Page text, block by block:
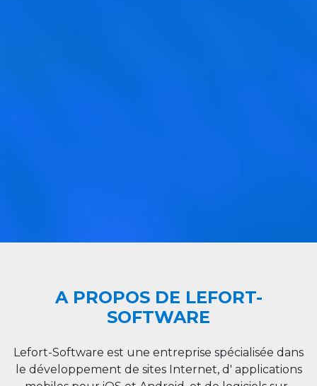
A PROPOS DE LEFORT-
SOFTWARE
Lefort-Software est une entreprise spécialisée dans
le développement de sites Internet, d' applications